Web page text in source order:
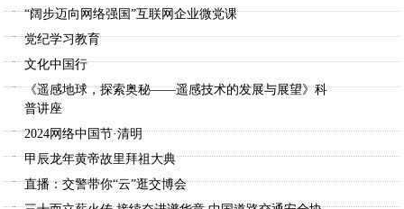
“阔步迈向网络强国”互联网企业微党课
党纪学习教育
文化中国行
《遥感地球，探索奥秘——遥感技术的发展与展望》科
普讲座
2024网络中国节·清明
甲辰龙年黄帝故里拜祖大典
直播：交警带你“云”逛交博会